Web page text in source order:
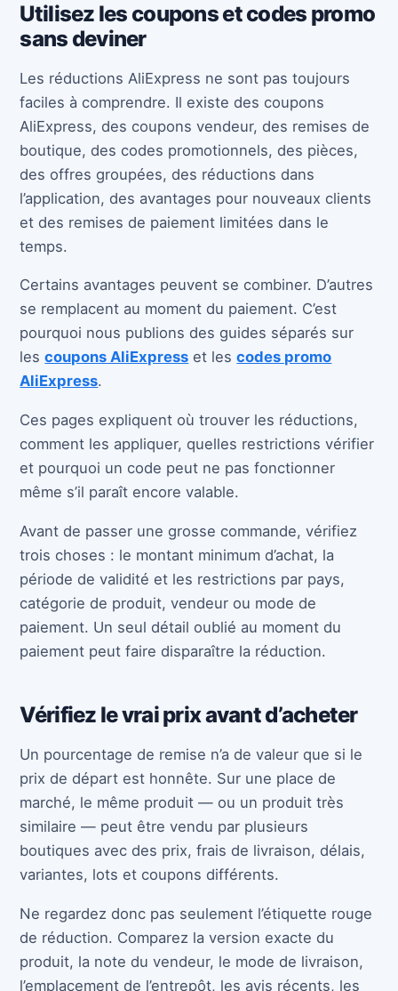
Utilisez les coupons et codes promo
sans deviner
Les réductions AliExpress ne sont pas toujours
faciles à comprendre. Il existe des coupons
AliExpress, des coupons vendeur, des remises de
boutique, des codes promotionnels, des pièces,
des offres groupées, des réductions dans
l’application, des avantages pour nouveaux clients
et des remises de paiement limitées dans le
temps.
Certains avantages peuvent se combiner. D’autres
se remplacent au moment du paiement. C’est
pourquoi nous publions des guides séparés sur
lescoupons AliExpress et lescodes promo
AliExpress.
Ces pages expliquent où trouver les réductions,
comment les appliquer, quelles restrictions vérifier
et pourquoi un code peut ne pas fonctionner
même s’il paraît encore valable.
Avant de passer une grosse commande, vérifiez
trois choses : le montant minimum d’achat, la
période de validité et les restrictions par pays,
catégorie de produit, vendeur ou mode de
paiement. Un seul détail oublié au moment du
paiement peut faire disparaître la réduction.
Vérifiez le vrai prix avant d’acheter
Un pourcentage de remise n’a de valeur que si le
prix de départ est honnête. Sur une place de
marché, le même produit — ou un produit très
similaire — peut être vendu par plusieurs
boutiques avec des prix, frais de livraison, délais,
variantes, lots et coupons différents.
Ne regardez donc pas seulement l’étiquette rouge
de réduction. Comparez la version exacte du
produit, la note du vendeur, le mode de livraison,
l’emplacement de l’entrepôt, les avis récents, les